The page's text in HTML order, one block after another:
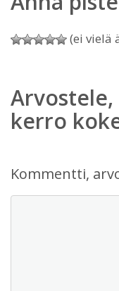
(ei vielä
kerro
Kommentti,